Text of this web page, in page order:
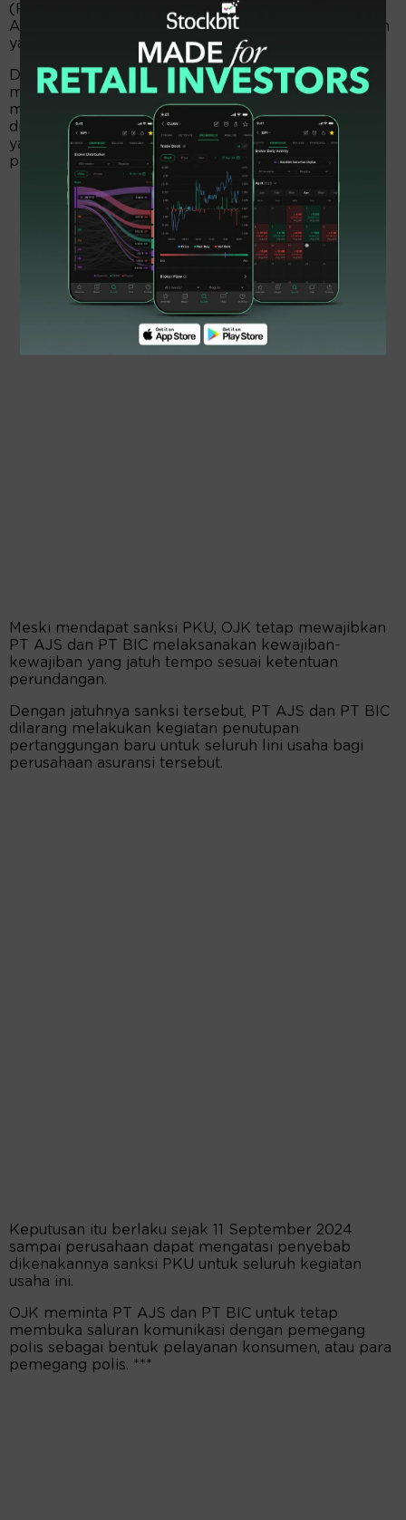
(PKU) kepada keduanya. OJK tetap mewajibkan PT
AJS dan PT BIC melaksanakan kewajiban-kewajiban
yang jatuh tempo sesuai ketentuan.
Dalam siaran pers Jumat (13/9/2024) OJK
menyebutkan, pengenaan sanksi PKU tersebut
merupakan rangkaian proses pengawasan yang
dilakukan OJK sebagaimana diatur dalam ketentuan
yang berlaku, untuk melindungi kepentingan
pemegang polis dan masyarakat.
Meski mendapat sanksi PKU, OJK tetap mewajibkan
PT AJS dan PT BIC melaksanakan kewajiban-
kewajiban yang jatuh tempo sesuai ketentuan
perundangan.
Dengan jatuhnya sanksi tersebut, PT AJS dan PT BIC
dilarang melakukan kegiatan penutupan
pertanggungan baru untuk seluruh lini usaha bagi
perusahaan asuransi tersebut.
Keputusan itu berlaku sejak 11 September 2024
sampai perusahaan dapat mengatasi penyebab
dikenakannya sanksi PKU untuk seluruh kegiatan
usaha ini.
OJK meminta PT AJS dan PT BIC untuk tetap
membuka saluran komunikasi dengan pemegang
polis sebagai bentuk pelayanan konsumen, atau para
pemegang polis. ***